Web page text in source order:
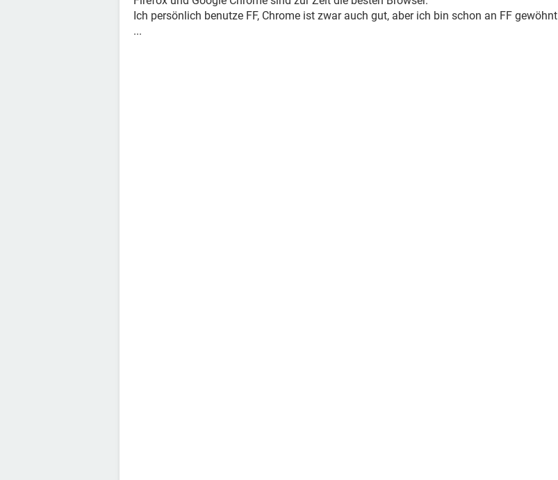
Ich persönlich benutze FF, Chrome ist zwar auch gut, aber ich bin schon an FF gewöhnt
...